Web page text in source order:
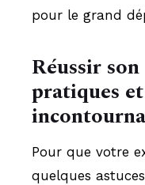
pour le grand
Réussir
pratiques
Pour que votre
quelques